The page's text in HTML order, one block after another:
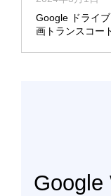
Google ドライ
画トランスコー
Google